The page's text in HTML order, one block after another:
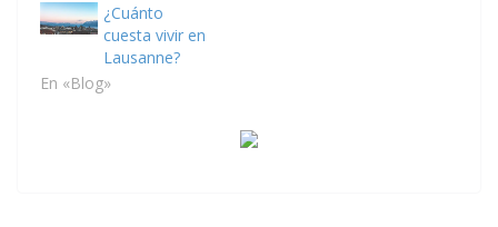
¿Cuánto
cuesta vivir en
Lausanne?
En «Blog»